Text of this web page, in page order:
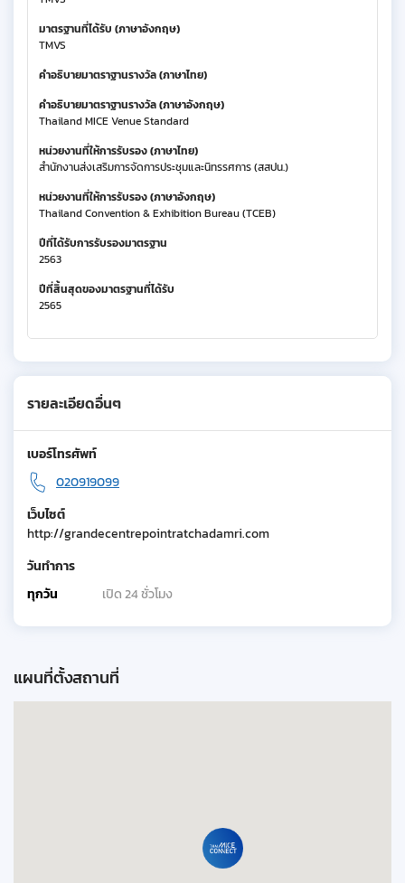
มาตรฐานที่ได้รับ (ภาษาอังกฤษ)
TMVS
คำอธิบายมาตราฐานรางวัล (ภาษาไทย)
คำอธิบายมาตราฐานรางวัล (ภาษาอังกฤษ)
Thailand MICE Venue Standard
หน่วยงานที่ให้การรับรอง (ภาษาไทย)
สำนักงานส่งเสริมการจัดการประชุมและนิทรรศการ (สสปน.)
หน่วยงานที่ให้การรับรอง (ภาษาอังกฤษ)
Thailand Convention & Exhibition Bureau (TCEB)
ปีที่ได้รับการรับรองมาตรฐาน
2563
ปีที่สิ้นสุดของมาตรฐานที่ได้รับ
2565
รายละเอียดอื่นๆ
เบอร์โทรศัพท์
020919099
เว็บไซต์
http://grandecentrepointratchadamri.com
วันทำการ
ทุกวัน
เปิด 24 ชั่วโมง
แผนที่ตั้งสถานที่